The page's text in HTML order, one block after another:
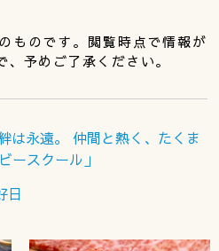
ものです。閲覧時点で情報が
予めご了承ください。
は永遠。 仲間と熱く、たくま
ースクール」
日